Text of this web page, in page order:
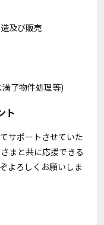
及び販売
了物件処理等)
ト
サポートさせていた
まと共に応援できる
よろしくお願いしま